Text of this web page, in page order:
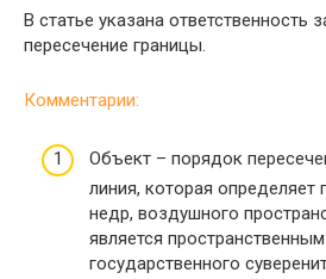
В статье указана ответственность
пересечение границы.
Комментарии:
Объект – порядок
линия, которая
недр, воздушного
является
государственного